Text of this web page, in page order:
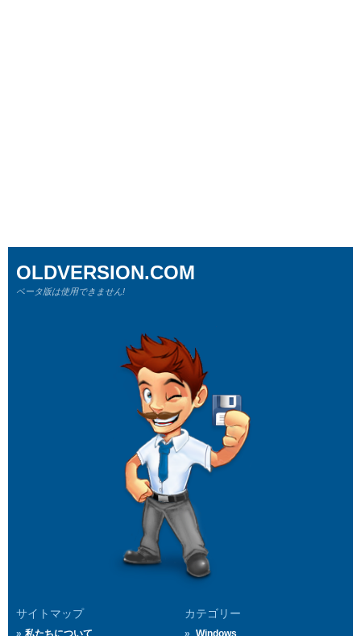
サイトマップ
私たちについて
カテゴリー
Windows
OLDVERSION.COM
ベータ版は使用できません!